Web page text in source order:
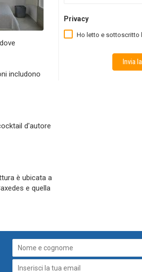
includono
d'autore
è ubicata a
e quella
Privacy
Ho letto e sottoscritto
Invia